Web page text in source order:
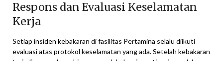
Respons dan Evaluasi Keselamatan
Kerja
Setiap insiden kebakaran di fasilitas Pertamina selalu diikuti
evaluasi atas protokol keselamatan yang ada. Setelah kebakaran